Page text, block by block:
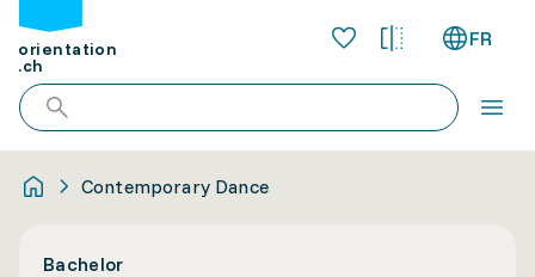
orientation
.ch
FR
Contemporary Dance
Bachelor